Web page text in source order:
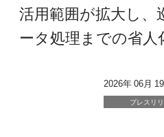
活用範囲が拡大し、
ータ処理までの省人
2026年 06月
プレスリ